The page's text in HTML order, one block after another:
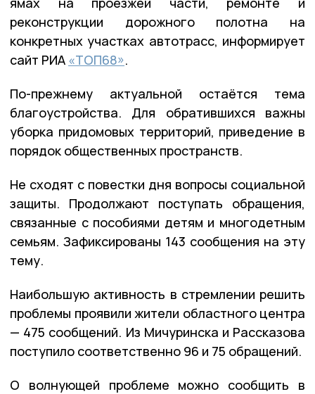
реконструкции дорожного полотна на
конкретных участках автотрасс, информирует
сайт РИА «ТОП68».
По-прежнему актуальной остаётся тема
благоустройства. Для обратившихся важны
уборка придомовых территорий, приведение в
порядок общественных пространств.
Не сходят с повестки дня вопросы социальной
защиты. Продолжают поступать обращения,
связанные с пособиями детям и многодетным
семьям. Зафиксированы 143 сообщения на эту
тему.
Наибольшую активность в стремлении решить
проблемы проявили жители областного центра
— 475 сообщений. Из Мичуринска и Рассказова
поступило соответственно 96 и 75 обращений.
О волнующей проблеме можно сообщить в